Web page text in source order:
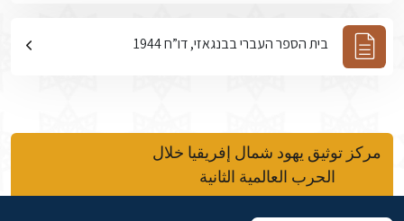
בית הספר העברי בבנגאזי, דו”ח 1944
مركز توثيق يهود شمال إفريقيا خلال
الحرب العالمية الثانية